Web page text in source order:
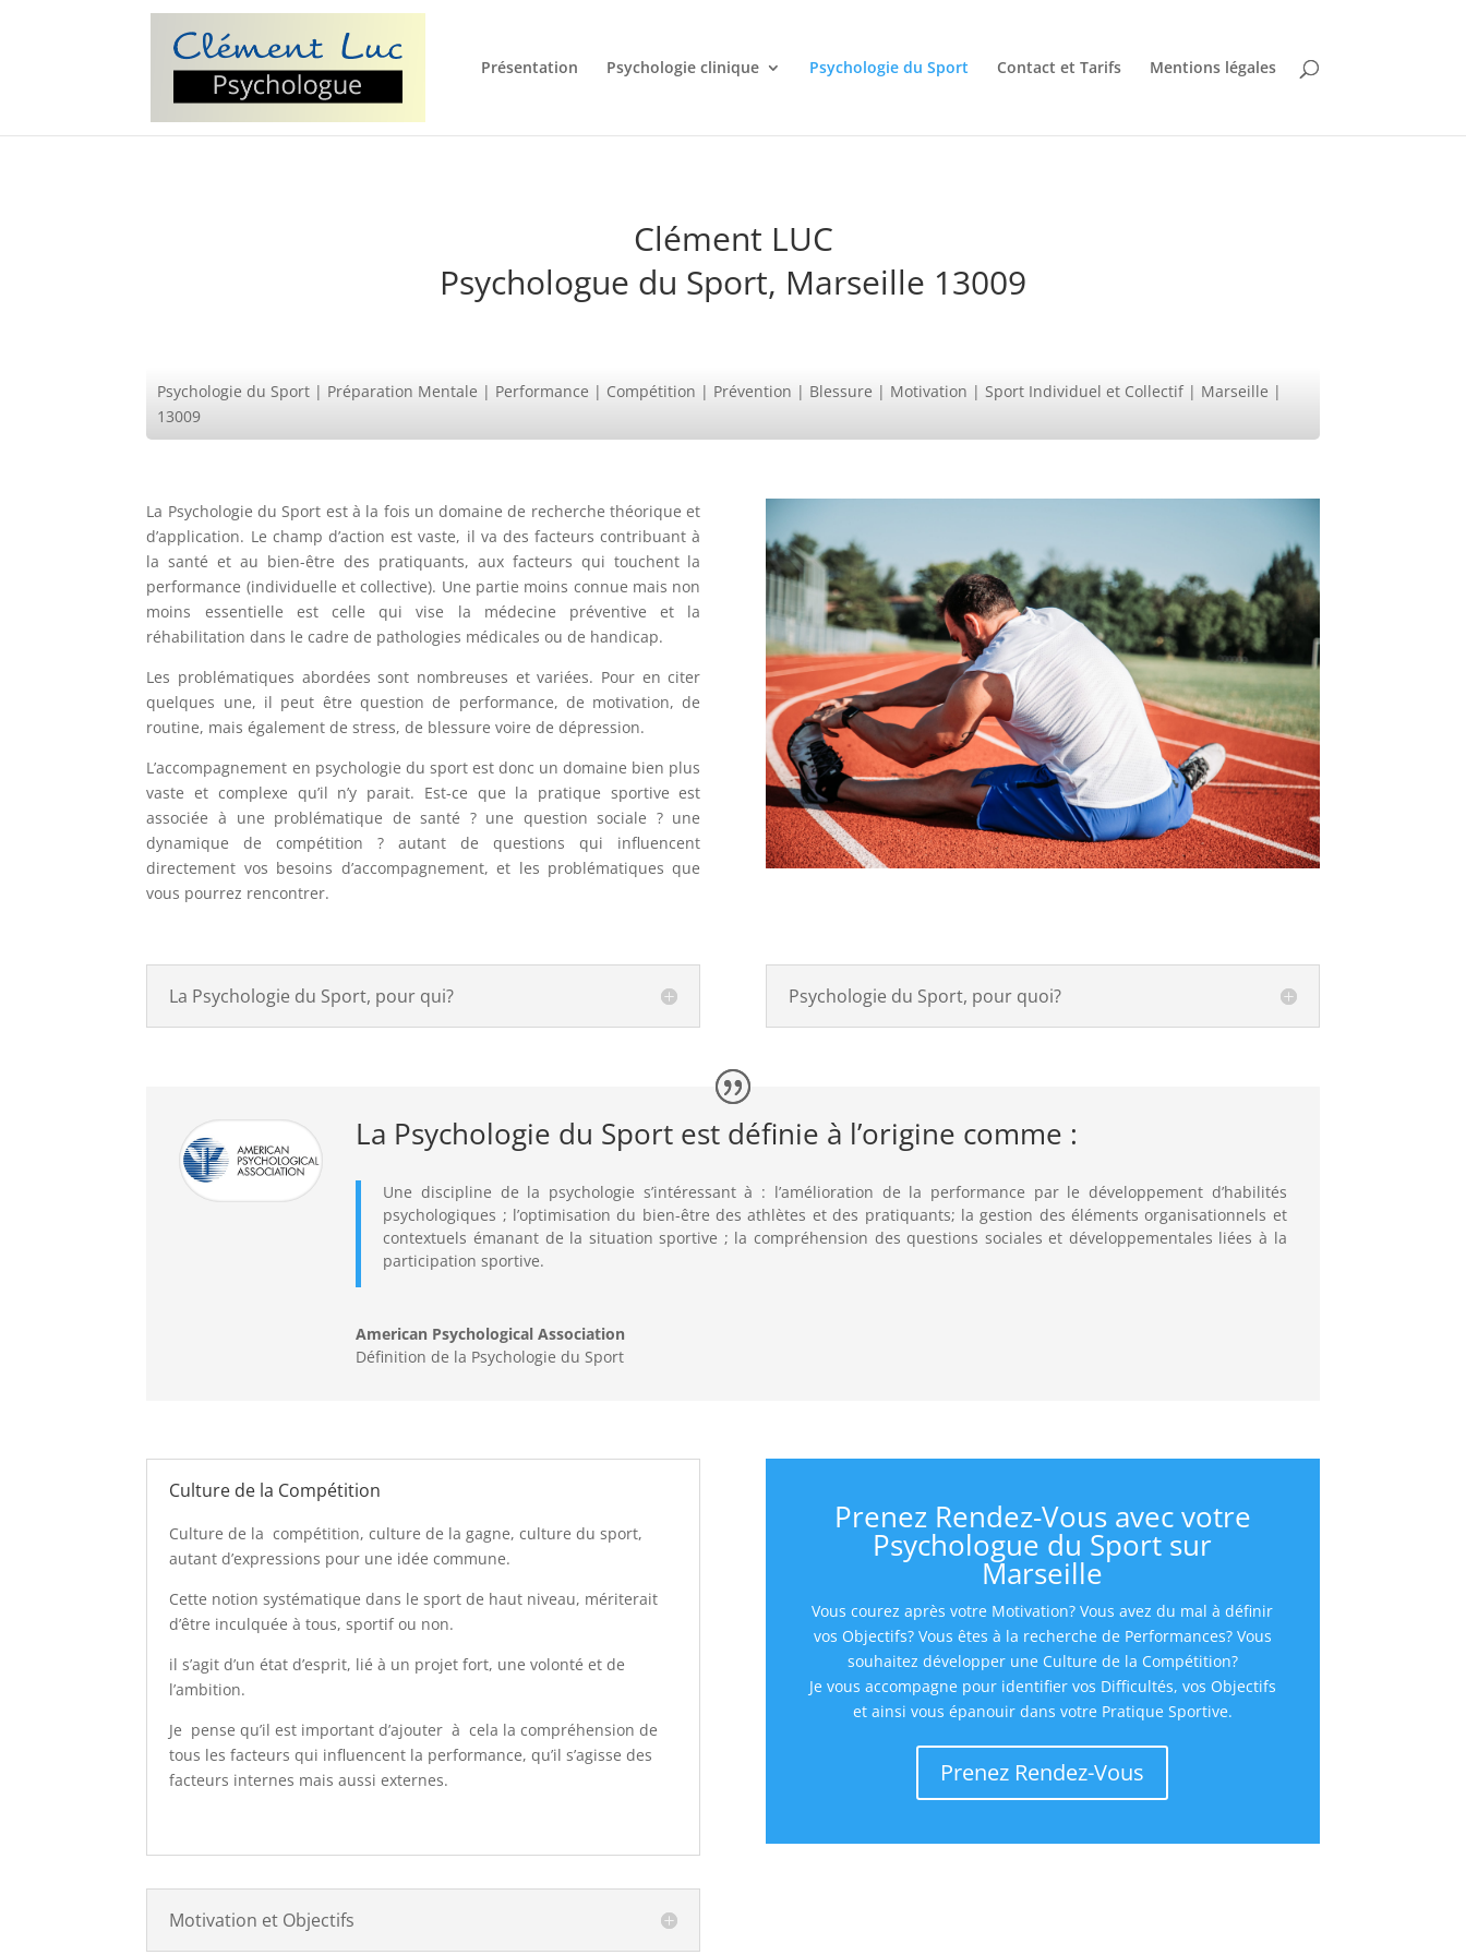
Présentation Psychologie clinique Psychologie du Sport Contact et Tarifs Mentions légales
Clément LUC
Psychologue du Sport, Marseille 13009
Psychologie du Sport | Préparation Mentale | Performance | Compétition | Prévention | Blessure | Motivation | Sport Individuel et Collectif | Marseille |
13009
La Psychologie du Sport est à la fois un domaine de recherche théorique et
d’application. Le champ d’action est vaste, il va des facteurs contribuant à
la santé et au bien-être des pratiquants, aux facteurs qui touchent la
performance (individuelle et collective). Une partie moins connue mais non
moins essentielle est celle qui vise la médecine préventive et la
réhabilitation dans le cadre de pathologies médicales ou de handicap.
Les problématiques abordées sont nombreuses et variées. Pour en citer
quelques une, il peut être question de performance, de motivation, de
routine, mais également de stress, de blessure voire de dépression.
L’accompagnement en psychologie du sport est donc un domaine bien plus
vaste et complexe qu’il n’y parait. Est-ce que la pratique sportive est
associée à une problématique de santé ? une question sociale ? une
dynamique de compétition ? autant de questions qui influencent
directement vos besoins d’accompagnement, et les problématiques que
vous pourrez rencontrer.
La Psychologie du Sport, pour qui? Psychologie du Sport, pour quoi?
La Psychologie du Sport est définie à l’origine comme :
Une discipline de la psychologie s’intéressant à : l’amélioration de la performance par le développement d’habilités
psychologiques ; l’optimisation du bien-être des athlètes et des pratiquants; la gestion des éléments organisationnels et
contextuels émanant de la situation sportive ; la compréhension des questions sociales et développementales liées à la
participation sportive.
American Psychological Association
Définition de la Psychologie du Sport
Culture de la Compétition
Culture de la compétition, culture de la gagne, culture du sport,
autant d’expressions pour une idée commune.
Cette notion systématique dans le sport de haut niveau, mériterait
d’être inculquée à tous, sportif ou non.
il s’agit d’un état d’esprit, lié à un projet fort, une volonté et de
l’ambition.
Je pense qu’il est important d’ajouter à cela la compréhension de
tous les facteurs qui influencent la performance, qu’il s’agisse des
facteurs internes mais aussi externes.
Motivation et Objectifs
Prenez Rendez-Vous avec votre
Psychologue du Sport sur
Marseille
Vous courez après votre Motivation? Vous avez du mal à définir
vos Objectifs? Vous êtes à la recherche de Performances? Vous
souhaitez développer une Culture de la Compétition?
Je vous accompagne pour identifier vos Difficultés, vos Objectifs
et ainsi vous épanouir dans votre Pratique Sportive.
Prenez Rendez-Vous